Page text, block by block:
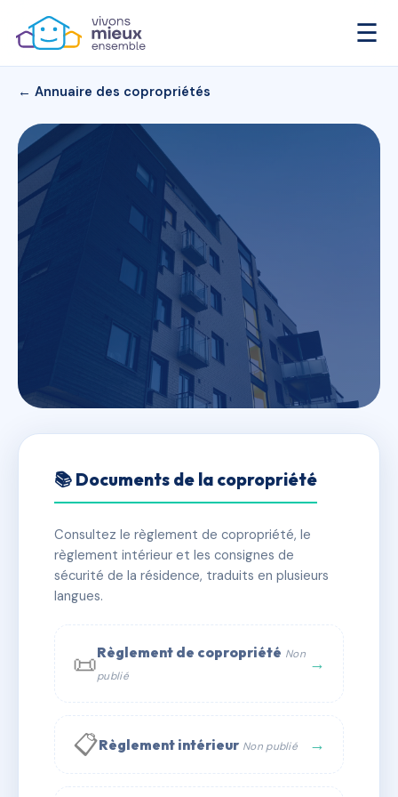
☰
← Annuaire des copropriétés
LE 4 FLACHAT
✓ Immatriculée 🏠 65 lots 🏗 1 bâtiment(s)
📞 Contacter Syndic Digital
📚 Documents de la copropriété
Consultez le règlement de copropriété, le
règlement intérieur et les consignes de
sécurité de la résidence, traduits en plusieurs
langues.
📜Règlement de copropriété Non
publié
→
📋Règlement intérieur Non publié →